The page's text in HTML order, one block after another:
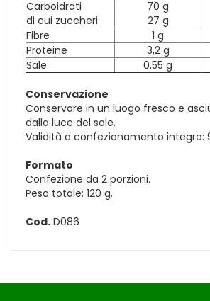
Carboidrati
di cui zuccheri
70 g
27 g
Fibre
1 g
Proteine
3,2 g
Sale
0,55 g
Conservazione
Conservare in un luogo fresco e
dalla luce del sole.
Validità a confezionamento integro:
Formato
Confezione da 2 porzioni.
Peso totale: 120 g.
Cod. D086